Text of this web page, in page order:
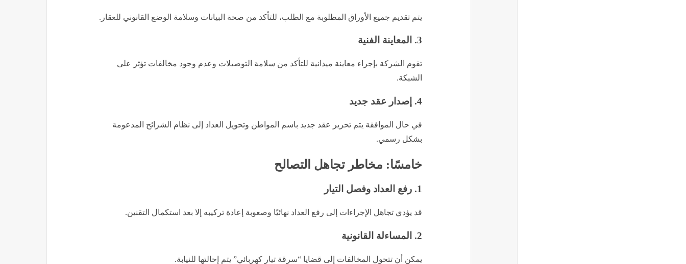
يتم تقديم جميع الأوراق المطلوبة مع الطلب، للتأكد من صحة البيانات وسلامة الوضع القانوني للعقار.
3. المعاينة الفنية
تقوم الشركة بإجراء معاينة ميدانية للتأكد من سلامة التوصيلات وعدم وجود مخالفات تؤثر على
الشبكة.
4. إصدار عقد جديد
في حال الموافقة يتم تحرير عقد جديد باسم المواطن وتحويل العداد إلى نظام الشرائح المدعومة
بشكل رسمي.
خامسًا: مخاطر تجاهل التصالح
1. رفع العداد وفصل التيار
قد يؤدي تجاهل الإجراءات إلى رفع العداد نهائيًا وصعوبة إعادة تركيبه إلا بعد استكمال التقنين.
2. المساءلة القانونية
يمكن أن تتحول المخالفات إلى قضايا “سرقة تيار كهربائي” يتم إحالتها للنيابة.